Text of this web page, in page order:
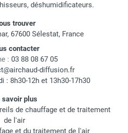
déshumidificateurs.
trouver
67600 Sélestat, France
contacter
: 03 88 08 67 05
diffusion.fr
: 8h30-12h et 13h30-17h30
savoir plus
de chauffage et de traitement
de l'air
et du traitement de l'air